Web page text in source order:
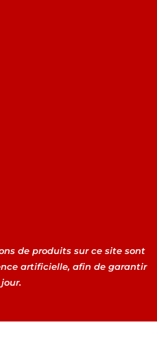
de produits sur ce site sont
artificielle, afin de garantir